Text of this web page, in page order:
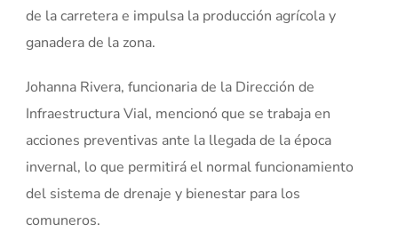
de la carretera e impulsa la producción agrícola y
ganadera de la zona.
Johanna Rivera, funcionaria de la Dirección de
Infraestructura Vial, mencionó que se trabaja en
acciones preventivas ante la llegada de la época
invernal, lo que permitirá el normal funcionamiento
del sistema de drenaje y bienestar para los
comuneros.